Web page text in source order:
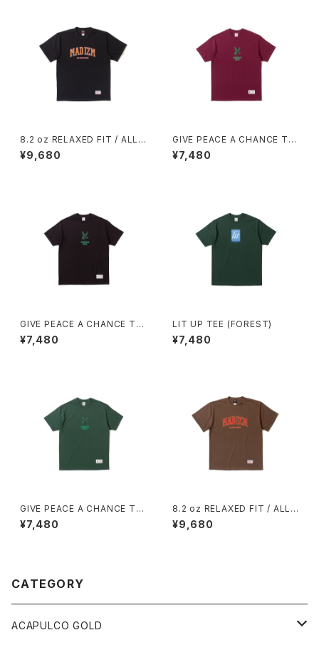
8.2 oz RELAXED FIT / ALL
WE DO TEE (BLACK)
¥9,680
GIVE PEACE A CHANCE TE
E (BURGUNDY)
¥7,480
GIVE PEACE A CHANCE TE
E (BLACK)
¥7,480
LIT UP TEE (FOREST)
¥7,480
GIVE PEACE A CHANCE TE
E (FOREST)
¥7,480
8.2 oz RELAXED FIT / ALL
WE DO TEE (WALNUT)
¥9,680
CATEGORY
ACAPULCO GOLD